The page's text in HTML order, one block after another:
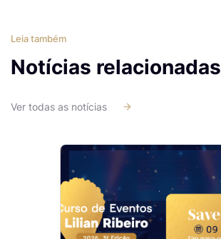
Leia também
Notícias relacionadas
Ver todas as notícias